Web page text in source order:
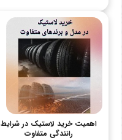
اهمیت خرید لاستیک در شرایط
رانندگی متفاوت